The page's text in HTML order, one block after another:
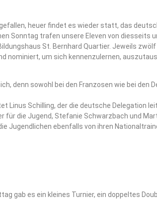
heuer findet es wieder statt, das
Sonntag trafen unsere Eleven von diesseits
St. Bernhard Quartier. Jeweils
nominiert, um sich kennenzulernen,
denn sowohl bei den Franzosen wie bei den
Linus Schilling, der die deutsche Delegation
für die Jugend, Stefanie Schwarzbach und
Jugendlichen ebenfalls von ihren
gab es ein kleines Turnier, ein doppeltes